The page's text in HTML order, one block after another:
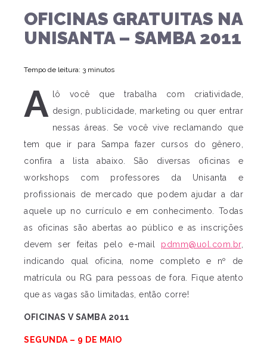
OFICINAS GRATUITAS NA
UNISANTA – SAMBA 2011
Tempo de leitura: 3 minutos
A
lô você que trabalha com criatividade,
design, publicidade, marketing ou quer entrar
nessas áreas. Se você vive reclamando que
tem que ir para Sampa fazer cursos do gênero,
confira a lista abaixo. São diversas oficinas e
workshops com professores da Unisanta e
profissionais de mercado que podem ajudar a dar
aquele up no currículo e em conhecimento. Todas
as oficinas são abertas ao público e as inscrições
devem ser feitas pelo e-mail pdmm@uol.com.br,
indicando qual oficina, nome completo e nº de
matrícula ou RG para pessoas de fora. Fique atento
que as vagas são limitadas, então corre!
OFICINAS V SAMBA 2011
SEGUNDA – 9 DE MAIO